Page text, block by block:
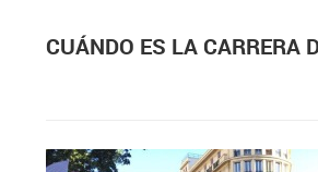
CUÁNDO ES LA CARRERA